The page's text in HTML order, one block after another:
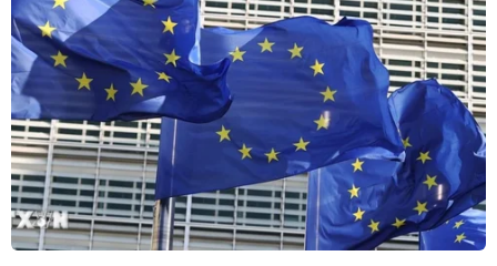
Mỹ có đang chuẩn bị một
chiến lược mới nhằm vào Iran?
07/08/2026 10:08
Mỹ can thiệp khẩn cấp, ngăn
Israel mở rộng đòn trừng phạt
Hezbollah